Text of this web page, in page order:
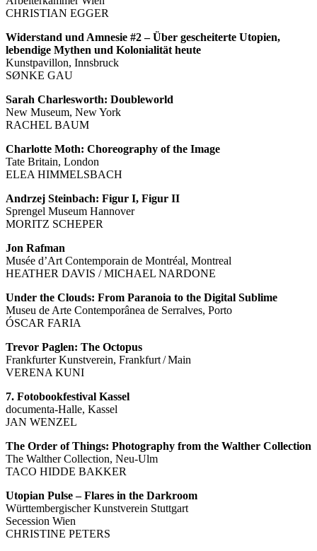
CHRISTIAN EGGER
Widerstand und Amnesie #2 – Über gescheiterte Utopien,
lebendige Mythen und Kolonialität heute
Kunstpavillon, Innsbruck
SØNKE GAU
Sarah Charlesworth: Doubleworld
New Museum, New York
RACHEL BAUM
Charlotte Moth: Choreography of the Image
Tate Britain, London
ELEA HIMMELSBACH
Andrzej Steinbach: Figur I, Figur II
Sprengel Museum Hannover
MORITZ SCHEPER
Jon Rafman
Musée d’Art Contemporain de Montréal, Montreal
HEATHER DAVIS / MICHAEL NARDONE
Under the Clouds: From Paranoia to the Digital Sublime
Museu de Arte Contemporânea de Serralves, Porto
ÓSCAR FARIA
Trevor Paglen: The Octopus
Frankfurter Kunstverein, Frankfurt / Main
VERENA KUNI
7. Fotobookfestival Kassel
documenta-Halle, Kassel
JAN WENZEL
The Order of Things: Photography from the Walther Collection
The Walther Collection, Neu-Ulm
TACO HIDDE BAKKER
Utopian Pulse – Flares in the Darkroom
Württembergischer Kunstverein Stuttgart
Secession Wien
CHRISTINE PETERS